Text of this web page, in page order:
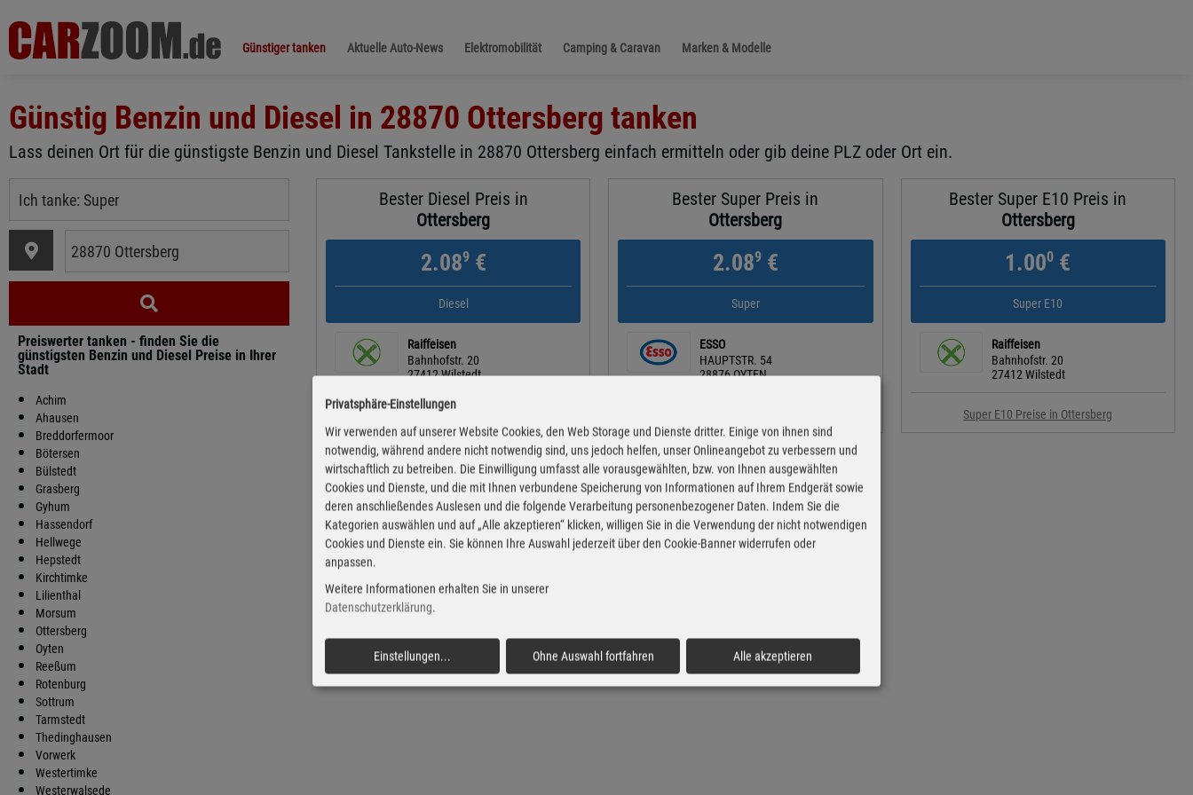
Günstiger tanken Aktuelle Auto-News Elektromobilität Camping & Caravan Marken & Modelle
Günstig Benzin und Diesel in 28870 Ottersberg tanken
Lass deinen Ort für die günstigste Benzin und Diesel Tankstelle in 28870 Ottersberg einfach ermitteln oder gib deine PLZ oder Ort ein.
Preiswerter tanken - finden Sie die
günstigsten Benzin und Diesel Preise in Ihrer
Stadt
Achim
Ahausen
Breddorfermoor
Bötersen
Bülstedt
Grasberg
Gyhum
Hassendorf
Hellwege
Hepstedt
Kirchtimke
Lilienthal
Morsum
Ottersberg
Oyten
Reeßum
Rotenburg
Sottrum
Tarmstedt
Thedinghausen
Vorwerk
Westertimke
Westerwalsede
Bester Diesel Preis in
Ottersberg
2.089€
Diesel
Raiffeisen
Bahnhofstr. 20
27412 Wilstedt
Diesel Preise in Ottersberg
Bester Super Preis in
Ottersberg
2.089€
Super
ESSO
HAUPTSTR. 54
28876 OYTEN
Bester Super E10 Preis in
Ottersberg
1.000 €
Super E10
Raiffeisen
Bahnhofstr. 20
27412 Wilstedt
Super E10 Preise in Ottersberg
Privatsphäre-Einstellungen
Wir verwenden auf unserer Website Cookies, den Web Storage und Dienste dritter. Einige von ihnen sind
notwendig, während andere nicht notwendig sind, uns jedoch helfen, unser Onlineangebot zu verbessern und
wirtschaftlich zu betreiben. Die Einwilligung umfasst alle vorausgewählten, bzw. von Ihnen ausgewählten
Cookies und Dienste, und die mit Ihnen verbundene Speicherung von Informationen auf Ihrem Endgerät sowie
deren anschließendes Auslesen und die folgende Verarbeitung personenbezogener Daten. Indem Sie die
Kategorien auswählen und auf „Alle akzeptieren“ klicken, willigen Sie in die Verwendung der nicht notwendigen
Cookies und Dienste ein. Sie können Ihre Auswahl jederzeit über den Cookie-Banner widerrufen oder
anpassen.
Weitere Informationen erhalten Sie in unserer
Datenschutzerklärung.
Einstellungen... Ohne Auswahl fortfahren Alle akzeptieren